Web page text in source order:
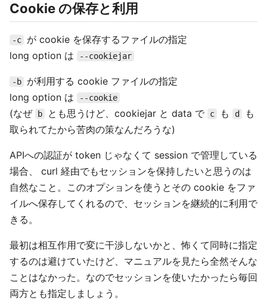
Cookie の保存と利用
-c
が cookie を保存するファイルの指定
long option は
--cookiejar
-b
が利用する cookie ファイルの指定
long option は
--cookie
(なぜ b とも思うけど、cookiejar と data で c も d
も
取られてたから苦肉の策なんだろうな)
APIへの認証が token じゃなくて session で管理している
場合、 curl 経由でもセッションを保持したいと思うのは
自然なこと。このオプションを使うとその cookie をファ
イルへ保存してくれるので、セッションを継続的に利用で
きる。
最初は相互作用で変に干渉しないかと、怖くて同時に指定
するのは避けていたけど、マニュアルを見たら全然そんな
ことはなかった。なのでセッションを使いたかったら毎回
両方とも指定しましょう。